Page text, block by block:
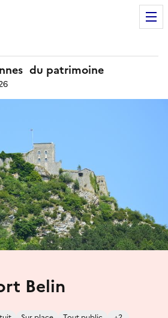
du patrimoine
Belin